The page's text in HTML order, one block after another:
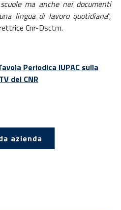
ma anche nei documenti
lingua di lavoro quotidiana”,
Cnr-Dsctm.
Periodica IUPAC sulla
del CNR
azienda